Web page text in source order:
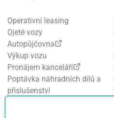
Operativní leasing
Ojeté vozy
Autopůjčovna
Výkup vozu
Pronájem kanceláří
Poptávka náhradních dílů a
příslušenství